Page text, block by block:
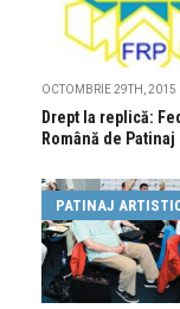
OCTOMBRIE 29TH, 2015
Drept la replică:
Română de Patinaj
PATINAJ